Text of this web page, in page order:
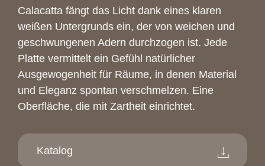
Calacatta fängt das Licht dank eines klaren
weißen Untergrunds ein, der von weichen und
geschwungenen Adern durchzogen ist. Jede
Platte vermittelt ein Gefühl natürlicher
Ausgewogenheit für Räume, in denen Material
und Eleganz spontan verschmelzen. Eine
Oberfläche, die mit Zartheit einrichtet.
Katalog